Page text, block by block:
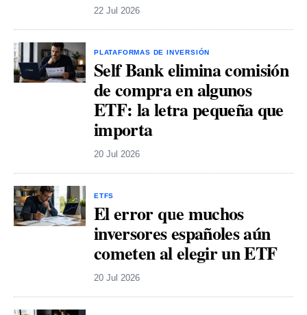
22 Jul 2026
PLATAFORMAS DE INVERSIÓN
Self Bank elimina comisión
de compra en algunos
ETF: la letra pequeña que
importa
20 Jul 2026
ETFS
El error que muchos
inversores españoles aún
cometen al elegir un ETF
20 Jul 2026